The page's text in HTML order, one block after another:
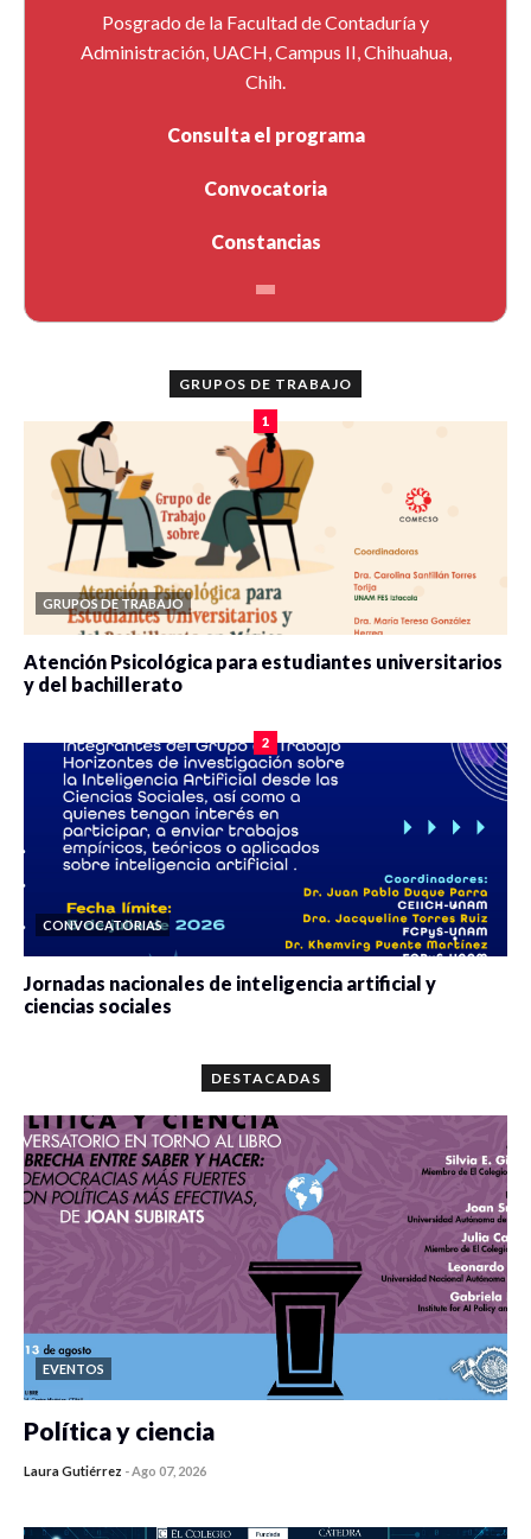
Posgrado de la Facultad de Contaduría y
Administración, UACH, Campus II, Chihuahua,
Chih.
Consulta el programa
Convocatoria
Constancias
GRUPOS DE TRABAJO
1
GRUPOS DE TRABAJO
Atención Psicológica para estudiantes universitarios
y del bachillerato
2
CONVOCATORIAS
Jornadas nacionales de inteligencia artificial y
ciencias sociales
DESTACADAS
EVENTOS
Política y ciencia
Laura Gutiérrez -Ago 07, 2026